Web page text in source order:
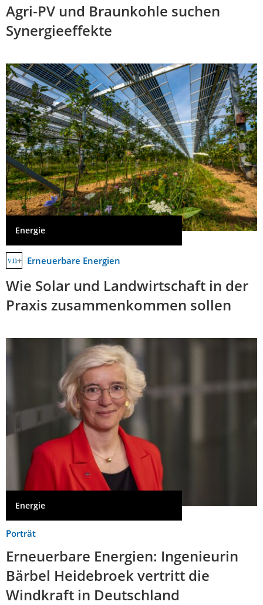
Agri-PV und Braunkohle suchen
Synergieeffekte
Energie
Erneuerbare Energien
Wie Solar und Landwirtschaft in der
Praxis zusammenkommen sollen
Energie
Porträt
Erneuerbare Energien: Ingenieurin
Bärbel Heidebroek vertritt die
Windkraft in Deutschland